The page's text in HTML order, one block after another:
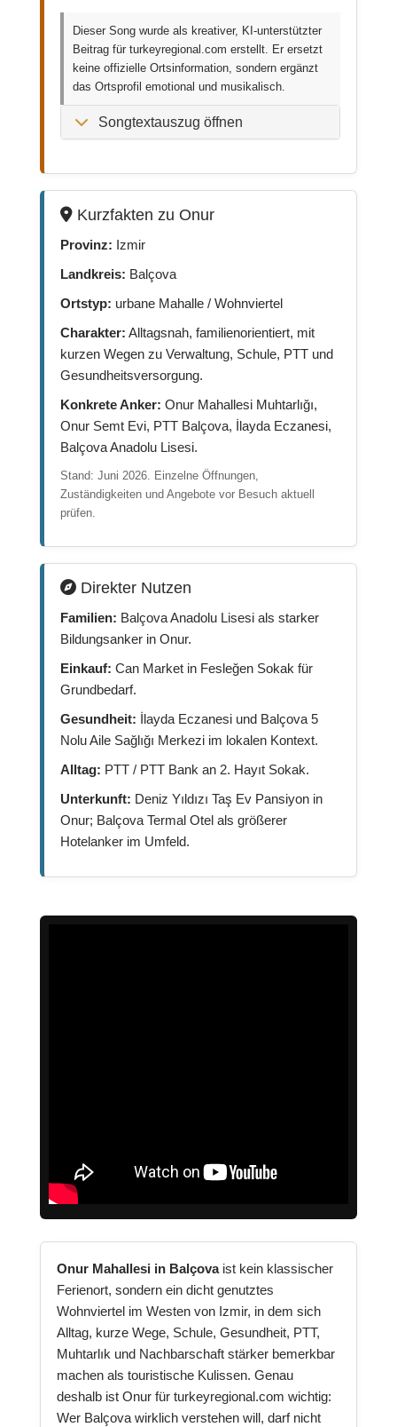
Dieser Song wurde als kreativer, KI-unterstützter
Beitrag für turkeyregional.com erstellt. Er ersetzt
keine offizielle Ortsinformation, sondern ergänzt
das Ortsprofil emotional und musikalisch.
Songtextauszug öffnen
Kurzfakten zu Onur
Provinz: Izmir
Landkreis: Balçova
Ortstyp: urbane Mahalle / Wohnviertel
Charakter: Alltagsnah, familienorientiert, mit
kurzen Wegen zu Verwaltung, Schule, PTT und
Gesundheitsversorgung.
Konkrete Anker: Onur Mahallesi Muhtarlığı,
Onur Semt Evi, PTT Balçova, İlayda Eczanesi,
Balçova Anadolu Lisesi.
Stand: Juni 2026. Einzelne Öffnungen,
Zuständigkeiten und Angebote vor Besuch aktuell
prüfen.
Direkter Nutzen
Familien: Balçova Anadolu Lisesi als starker
Bildungsanker in Onur.
Einkauf: Can Market in Fesleğen Sokak für
Grundbedarf.
Gesundheit: İlayda Eczanesi und Balçova 5
Nolu Aile Sağlığı Merkezi im lokalen Kontext.
Alltag: PTT / PTT Bank an 2. Hayıt Sokak.
Unterkunft: Deniz Yıldızı Taş Ev Pansiyon in
Onur; Balçova Termal Otel als größerer
Hotelanker im Umfeld.
Onur Mahallesi in Balçovaist kein klassischer
Ferienort, sondern ein dicht genutztes
Wohnviertel im Westen von Izmir, in dem sich
Alltag, kurze Wege, Schule, Gesundheit, PTT,
Muhtarlık und Nachbarschaft stärker bemerkbar
machen als touristische Kulissen. Genau
deshalb ist Onur für turkeyregional.com wichtig:
Wer Balçova wirklich verstehen will, darf nicht